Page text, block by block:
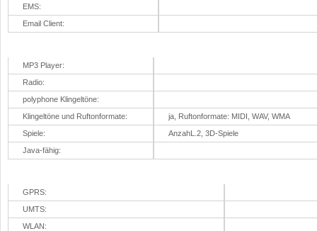
EMS:
Email Client:
MP3 Player:
Radio:
polyphone Klingeltöne:
Klingeltöne und Ruftonformate:
ja, Ruftonformate: MIDI, WAV, WMA
Spiele:
AnzahL.2, 3D-Spiele
Java-fähig:
GPRS:
UMTS:
WLAN: